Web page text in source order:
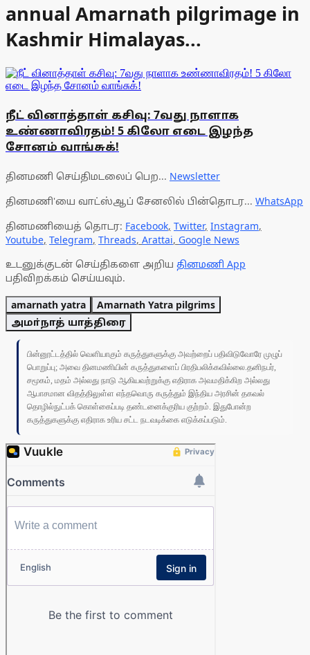
annual Amarnath pilgrimage in
Kashmir Himalayas...
நீட் வினாத்தாள் கசிவு: 7வது நாளாக
உண்ணாவிரதம்! 5 கிலோ எடை இழந்த
சோனம் வாங்சுக்!
தினமணி செய்திமடலைப் பெற... Newsletter
தினமணி'யை வாட்ஸ்ஆப் சேனலில் பின்தொடர... WhatsApp
தினமணியைத் தொடர: Facebook, Twitter, Instagram,
Youtube, Telegram, Threads, Arattai, Google News
உடனுக்குடன் செய்திகளை அறிய தினமணி App
பதிவிறக்கம் செய்யவும்.
amarnath yatra
Amarnath Yatra pilgrims
அமா்நாத் யாத்திரை
பின்னூட்டத்தில் வெளியாகும் கருத்துகளுக்கு அவற்றைப் பதிவிடுவோரே முழுப்
பொறுப்பு; அவை தினமணியின் கருத்துகளைப் பிரதிபலிக்கவில்லை.தனிநபர்,
சமூகம், மதம் அல்லது நாடு ஆகியவற்றுக்கு எதிராக அவமதிக்கிற அல்லது
ஆபாசமான விதத்திலுள்ள எந்தவொரு கருத்தும் இந்திய அரசின் தகவல்
தொழில்நுட்பக் கொள்கைப்படி தண்டனைக்குரிய குற்றம். இதுபோன்ற
கருத்துகளுக்கு எதிராக உரிய சட்ட நடவடிக்கை எடுக்கப்படும்.